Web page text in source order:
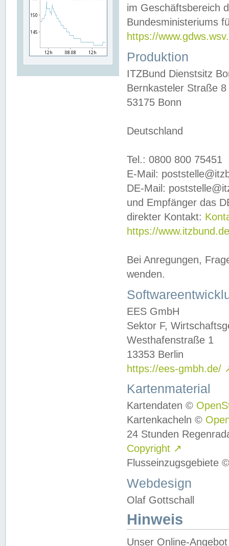
im Geschäftsbereich
Bundesministeriums
https://
Produktion
ITZBund Dienstsitz
Bernkasteler Straße 8
53175 Bonn
Deutschland
Tel.: 0800 800 75451
E-Mail:
DE-Mail:
und Empfänger das
direkter Kontakt:
https://
Bei Anregungen,
wenden.
EES GmbH
Sektor F,
Westhafenstraße 1
13353 Berlin
https://ees-gmbh.de/
Kartenmaterial
Kartendaten ©
Kartenkacheln ©
24 Stunden
Copyright ↗
Flusseinzugsgebiete
Webdesign
Olaf Gottschall
Hinweis
Unser Online-